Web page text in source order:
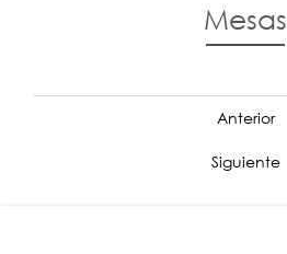
Mesas
Anterior
Siguiente